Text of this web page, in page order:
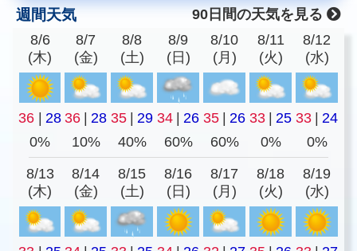
週間天気
90日間の天気を見る
8/6
(木)
8/7
(金)
8/8
(土)
8/9
(日)
8/10
(月)
8/11
(火)
8/12
(水)
36 | 28 36 | 28 35 | 29 34 | 26 35 | 26 33 | 25 33 | 24
0%
10% 40% 60% 60% 0% 0%
8/13
(木)
8/14
(金)
8/15
(土)
8/16
(日)
8/17
(月)
8/18
(火)
8/19
(水)